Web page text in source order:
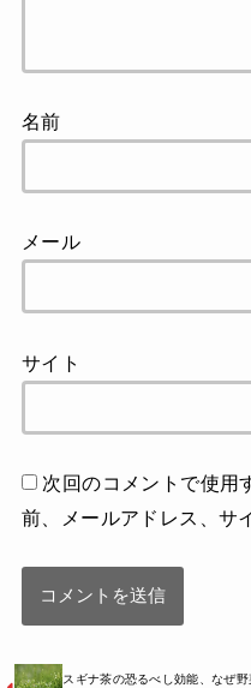
名前
メール
サイト
次回のコメントで使用
前、メールアドレス、サ
スギナ茶の恐るべし効能、なぜ野